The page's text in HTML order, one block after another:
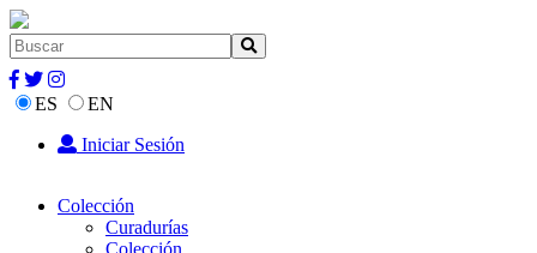
ES
EN
Iniciar Sesión
Colección
Curadurías
Colección